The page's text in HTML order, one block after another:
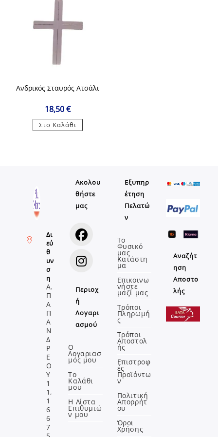
Ανδρικός Σταυρός Ατσάλι
18,50€
Στο Καλάθι
Δι
εύ
θ
υν
σ
η
Α.
Π
Α
Π
Α
Ν
Δ
Ρ
Ε
Ο
Υ
1
1,
1
6
6
7
Ακολου
θήστε
μας
new
tab
new
tab
Περιοχ
ή
Λογαρι
ασμού
Ο
Λογαριασ
μός μου
Το
Καλάθι
μου
Η Λίστα
Επιθυμιώ
ν μου
Εξυπηρ
έτηση
Πελατώ
ν
Το
Φυσικό
μας
Κατάστη
μα
Επικοινω
νήστε
μαζί μας
Τρόποι
Πληρωμή
ς
Τρόποι
Αποστολ
ής
Επιστροφ
ές
Προϊόντω
ν
Πολιτική
Απορρήτ
ου
Όροι
Χρήσης
Αναζήτ
ηση
Αποστο
λής